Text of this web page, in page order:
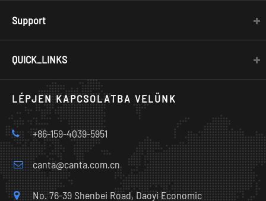
Support
QUICK_LINKS
LÉPJEN KAPCSOLATBA VELÜNK
+86-159-4039-5951
canta@canta.com.cn
No. 76-39 Shenbei Road, Daoyi Economic